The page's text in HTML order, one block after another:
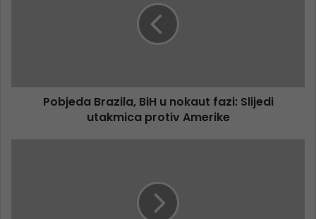
Pobjeda Brazila, BiH u nokaut fazi: Slijedi
utakmica protiv Amerike